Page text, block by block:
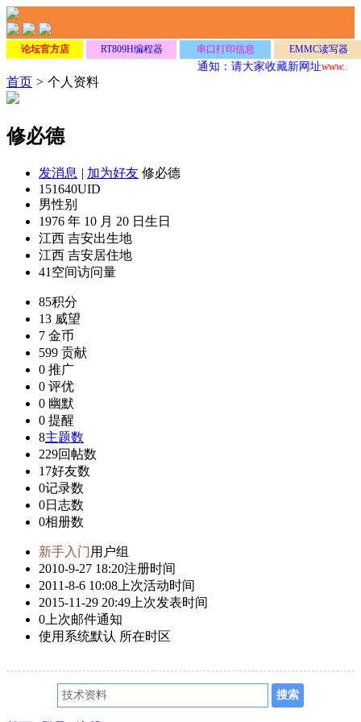
论坛官方店 RT809H编程器 串口打印信息 EMMC读写器
通知：请大家收藏新网址
首页 > 个人资料
修必德
发消息 | 加为好友 修必德
151640UID
男性别
1976 年 10 月 20 日 生日
江西 吉安出生地
江西 吉安居住地
41 空间访问量
85积分
13 威望
7 金币
599 贡献
0 推广
0 评优
0 幽默
0 提醒
8主题数
229回帖数
17好友数
0记录数
0日志数
0相册数
新手入门 用户组
2010-9-27 18:20注册时间
2011-8-6 10:08 上次活动时间
2015-11-29 20:49 上次发表时间
0 上次邮件通知
使用系统默认 所在时区